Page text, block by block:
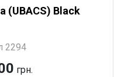
(UBACS) Black
2294
грн.